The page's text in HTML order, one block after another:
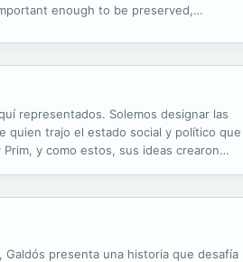
enough to be preserved,
representados. Solemos designar las
quien trajo el estado social y político que
y como estos, sus ideas crearon
Galdós presenta una historia que desafía